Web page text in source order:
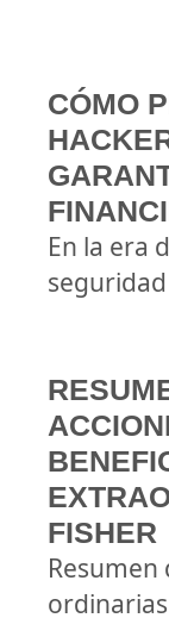
CÓMO
En la era
seguridad
FISHER
Resumen